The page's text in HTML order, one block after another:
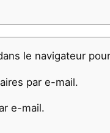
le navigateur
par e-mail.
e-mail.